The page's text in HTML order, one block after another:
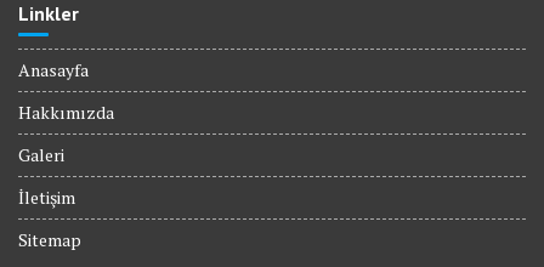
Linkler
Anasayfa
Hakkımızda
Galeri
İletişim
Sitemap